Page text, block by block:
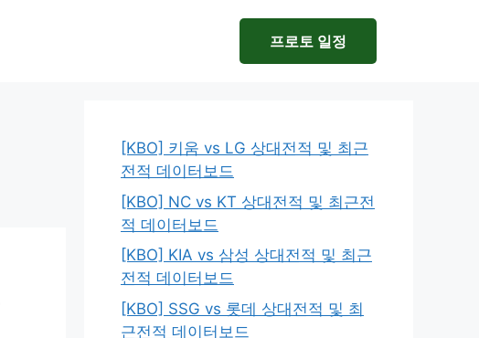
프로토 일정
[KBO] 키움 vs LG 상대전적 및 최근
전적 데이터보드
[KBO] NC vs KT 상대전적 및 최근전
적 데이터보드
[KBO] KIA vs 삼성 상대전적 및 최근
전적 데이터보드
[KBO] SSG vs 롯데 상대전적 및 최
근전적 데이터보드